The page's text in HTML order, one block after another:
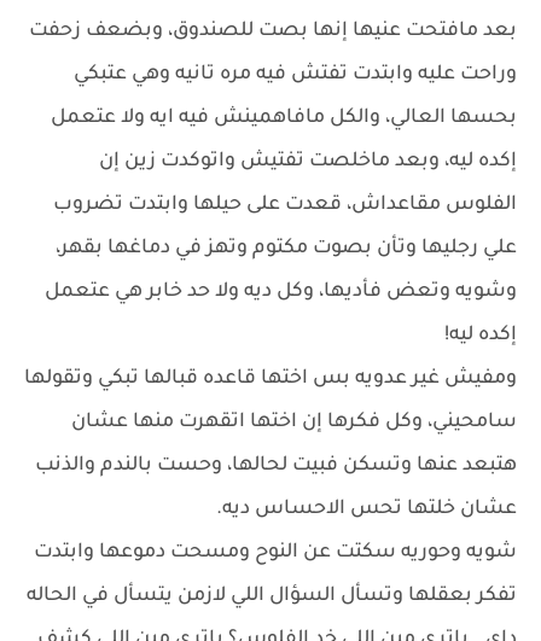
بعد مافتحت عنيها إنها بصت للصندوق، وبضعف زحفت
وراحت عليه وابتدت تفتش فيه مره تانيه وهي عتبكي
بحسها العالي، والكل مافاهمينش فيه ايه ولا عتعمل
إكده ليه، وبعد ماخلصت تفتيش واتوكدت زين إن
الفلوس مقاعداش، قعدت على حيلها وابتدت تضروب
علي رجليها وتأن بصوت مكتوم وتهز في دماغها بقهر،
وشويه وتعض فأديها، وكل ديه ولا حد خابر هي عتعمل
إكده ليه!
ومفيش غير عدويه بس اختها قاعده قبالها تبكي وتقولها
سامحيني، وكل فكرها إن اختها اتقهرت منها عشان
هتبعد عنها وتسكن فبيت لحالها، وحست بالندم والذنب
عشان خلتها تحس الاحساس ديه.
شويه وحوريه سكتت عن النوح ومسحت دموعها وابتدت
تفكر بعقلها وتسأل السؤال اللي لازمن يتسأل في الحاله